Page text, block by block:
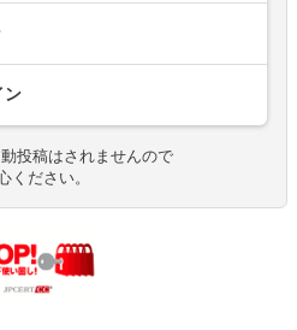
ン
投稿はされませんので
ください。